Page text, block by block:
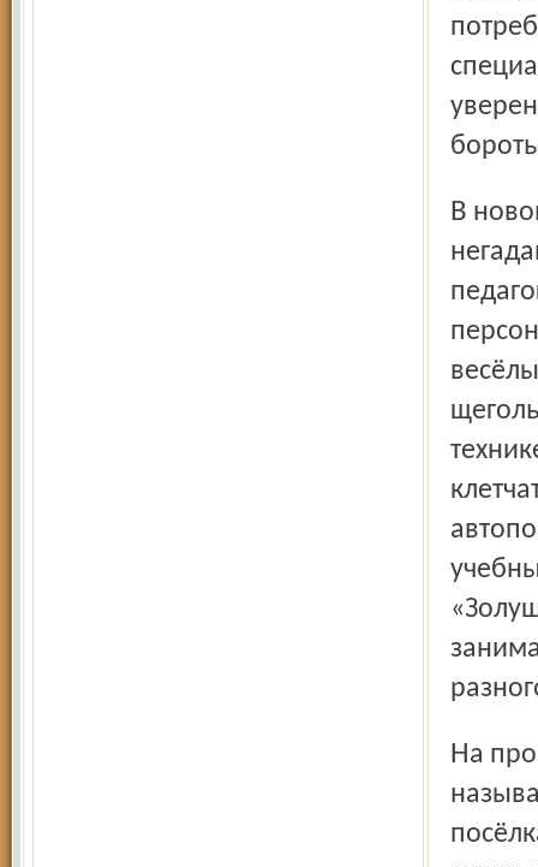
В новом столетии Татьяна Геннадьевна нежданно-
На прощание задали мы Татьяне Геннадьевне вопрос, что